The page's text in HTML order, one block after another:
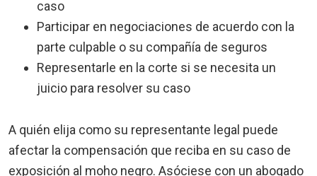
caso
Participar en negociaciones de acuerdo con la
parte culpable o su compañía de seguros
Representarle en la corte si se necesita un
juicio para resolver su caso
A quién elija como su representante legal puede
afectar la compensación que reciba en su caso de
exposición al moho negro. Asóciese con un abogado